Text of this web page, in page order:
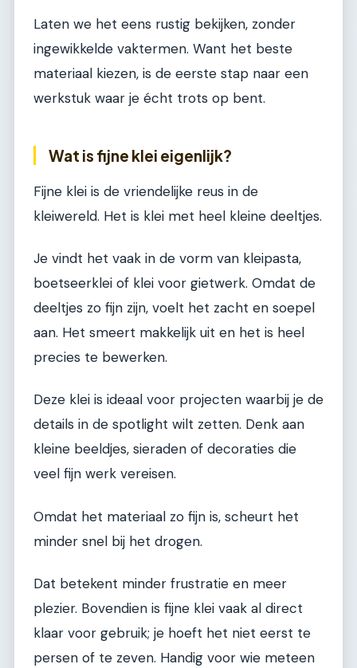
Laten we het eens rustig bekijken, zonder
ingewikkelde vaktermen. Want het beste
materiaal kiezen, is de eerste stap naar een
werkstuk waar je écht trots op bent.
Wat is fijne klei eigenlijk?
Fijne klei is de vriendelijke reus in de
kleiwereld. Het is klei met heel kleine deeltjes.
Je vindt het vaak in de vorm van kleipasta,
boetseerklei of klei voor gietwerk. Omdat de
deeltjes zo fijn zijn, voelt het zacht en soepel
aan. Het smeert makkelijk uit en het is heel
precies te bewerken.
Deze klei is ideaal voor projecten waarbij je de
details in de spotlight wilt zetten. Denk aan
kleine beeldjes, sieraden of decoraties die
veel fijn werk vereisen.
Omdat het materiaal zo fijn is, scheurt het
minder snel bij het drogen.
Dat betekent minder frustratie en meer
plezier. Bovendien is fijne klei vaak al direct
klaar voor gebruik; je hoeft het niet eerst te
persen of te zeven. Handig voor wie meteen